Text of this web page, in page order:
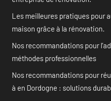
Les meilleures pratiques pour
maison grâce à la rénovation.
Nos recommandations pour
méthodes professionnelles
Nos recommandations pour
à en Dordogne : solutions